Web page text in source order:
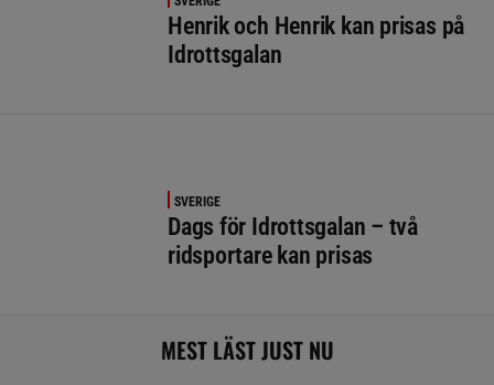
Henrik och Henrik kan prisas på
Idrottsgalan
SVERIGE
Dags för Idrottsgalan – två
ridsportare kan prisas
MEST LÄST JUST NU